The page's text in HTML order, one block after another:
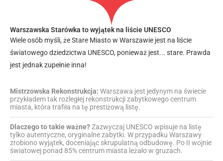
Warszawska Starówka to wyjątek na liście UNESCO
Wiele osób myśli, że Stare Miasto w Warszawie jest na liście
światowego dziedzictwa UNESCO, ponieważ jest... stare. Prawda
jest jednak zupełnie inna!
Mistrzowska Rekonstrukcja: Warszawa jest jedynym na świecie
przykładem tak rozległej rekonstrukcji zabytkowego centrum
miasta, która trafiła na tę prestiżową listę.
Dlaczego to takie ważne?Zazwyczaj UNESCO wpisuje na listę
tylko autentyczne, oryginalne zabytki. W przypadku Warszawy
zrobiono wyjątek, doceniając skrupulatną odbudowę. Po II wojnie
światowej ponad 85% centrum miasta leżało w gruzach.